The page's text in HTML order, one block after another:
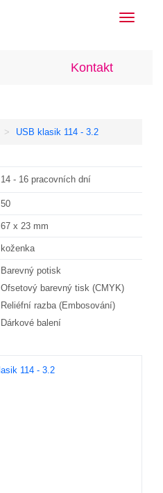
Toggle
Kontakt
USB klasik 114 - 3.2
14 - 16 pracovních dní
50
67 x 23 mm
koženka
Barevný potisk
Ofsetový barevný tisk (CMYK)
Reliéfní razba (Embosování)
Dárkové balení